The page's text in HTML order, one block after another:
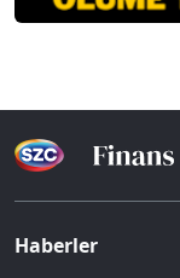
Haberler